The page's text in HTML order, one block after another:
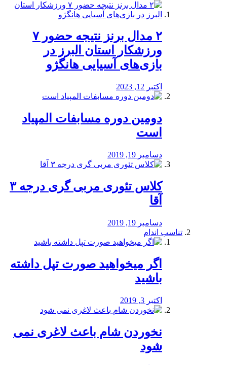
۲ مدال برنز نتیجه حضور ۷
ورزشکار استان البرز در
بازی‌های آسیایی هانگژو
اکتبر 12, 2023
دومین دوره مسابفات المپیاد
است
دسامبر 19, 2019
کلاس تئوری مربی گری درجه ۳
آقا
دسامبر 19, 2019
تناسب اندام
اگر میخواهید صورت تپل داشته
باشید
اکتبر 3, 2019
نخوردن شام باعث لاغری نمی
‌شود